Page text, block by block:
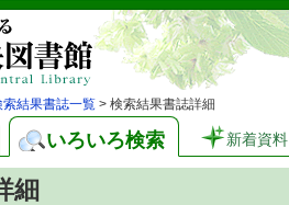
索結果書誌一覧 > 検索結果書誌詳細
いろいろ検索 新着資料
細